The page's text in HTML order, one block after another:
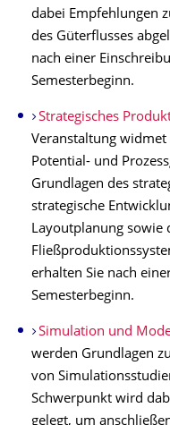
dabei Empfehlungen
des Güterflusses
nach einer
Semesterbeginn.
Strategisches
Veranstaltung widmet
Potential- und
Grundlagen des
strategische
Layoutplanung sowie
erhalten Sie nach
Semesterbeginn.
Simulation und
werden Grundlagen
von
Schwerpunkt wird
gelegt, um